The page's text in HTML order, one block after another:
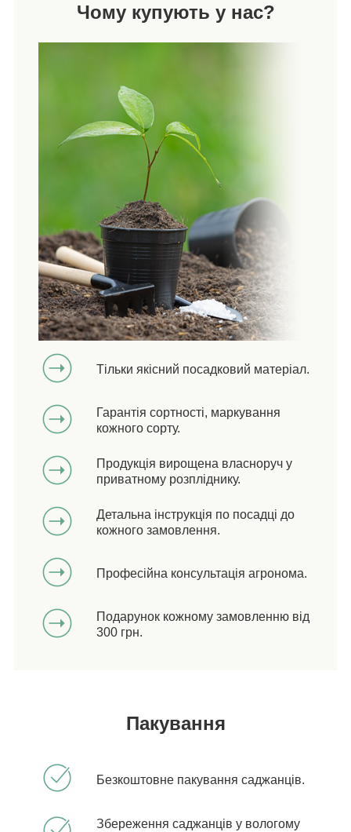
Чому купують у нас?
Тільки якісний посадковий матеріал.
Гарантія сортності, маркування
кожного сорту.
Продукція вирощена власноруч у
приватному розпліднику.
Детальна інструкція по посадці до
кожного замовлення.
Професійна консультація агронома.
Подарунок кожному замовленню від
300 грн.
Пакування
Безкоштовне пакування саджанців.
Збереження саджанців у вологому